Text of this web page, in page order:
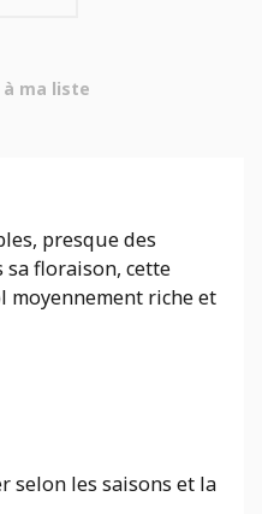
à ma liste
presque des
sa floraison, cette
moyennement riche et
selon les saisons et la